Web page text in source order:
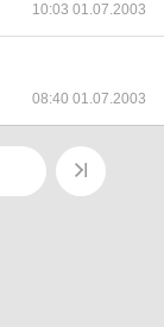
10:03 01.07.2003
08:40 01.07.2003